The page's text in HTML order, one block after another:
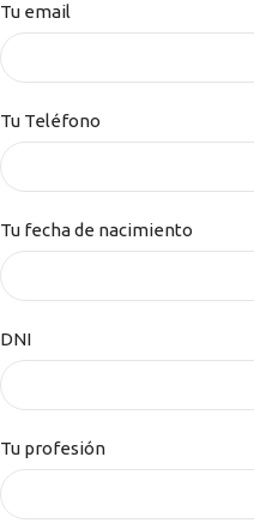
Tu email
Tu Teléfono
Tu fecha de nacimiento
DNI
Tu profesión